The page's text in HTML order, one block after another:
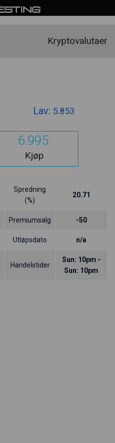
Kryptovalutaer
Lav: 5.853
6.995
Kjøp
Spredning
(%)
20.71
Premiumsalg -50
Utløpsdato n/a
Handelstider
Sun: 10pm -
Sun: 10pm